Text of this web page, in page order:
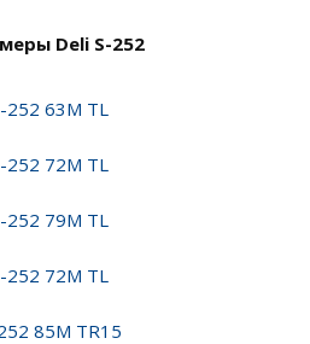
Deli S-252
252 63M TL
252 72M TL
252 79M TL
252 72M TL
85M TR15